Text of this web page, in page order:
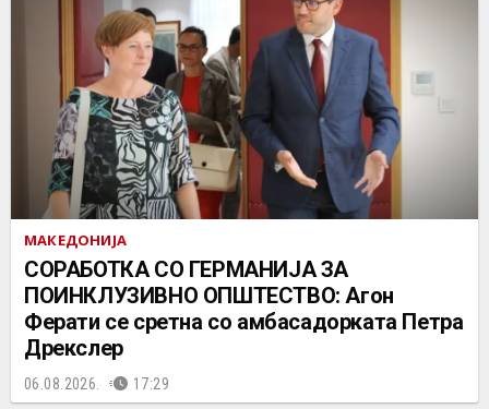
МАКЕДОНИЈА
СОРАБОТКА СО ГЕРМАНИЈА ЗА
ПОИНКЛУЗИВНО ОПШТЕСТВО: Агон
Ферати се сретна со амбасадорката Петра
Дрекслер
06.08.2026. 17:29